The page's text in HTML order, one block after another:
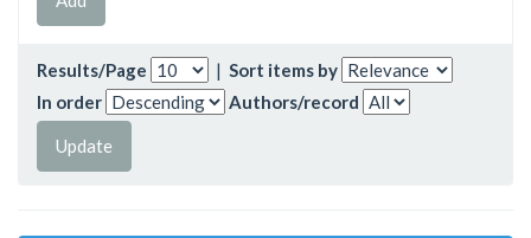
Results/Page | Sort items by
In order
Authors/record